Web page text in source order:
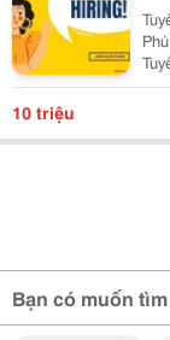
Phú Trung Tâm Ngoại Ngữ Kiến Tạo C.e.t Thông Báo
Tuyển Dụng Cet
10 triệu
Bạn có muốn